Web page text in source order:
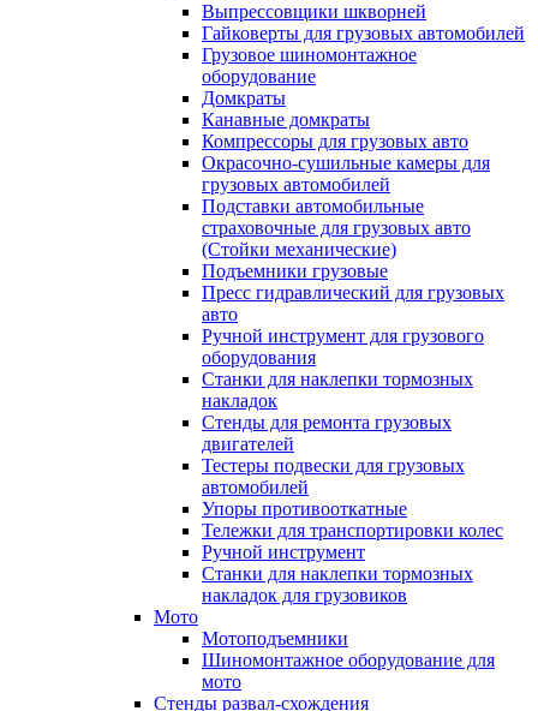
Выпрессовщики шкворней
Гайковерты для грузовых автомобилей
Грузовое шиномонтажное
оборудование
Домкраты
Канавные домкраты
Компрессоры для грузовых авто
Окрасочно-сушильные камеры для
грузовых автомобилей
Подставки автомобильные
страховочные для грузовых авто
(Стойки механические)
Подъемники грузовые
Пресс гидравлический для грузовых
авто
Ручной инструмент для грузового
оборудования
Станки для наклепки тормозных
накладок
Стенды для ремонта грузовых
двигателей
Тестеры подвески для грузовых
автомобилей
Упоры противооткатные
Тележки для транспортировки колес
Ручной инструмент
Станки для наклепки тормозных
накладок для грузовиков
Мото
Мотоподъемники
Шиномонтажное оборудование для
мото
Стенды развал-схождения